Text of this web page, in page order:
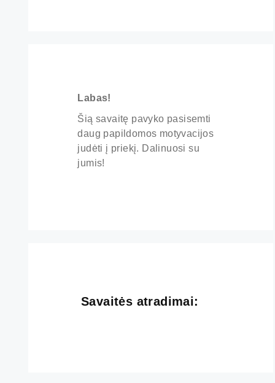
Labas!
Šią savaitę pavyko pasisemti
daug papildomos motyvacijos
judėti į priekį. Dalinuosi su
jumis!
Savaitės atradimai: